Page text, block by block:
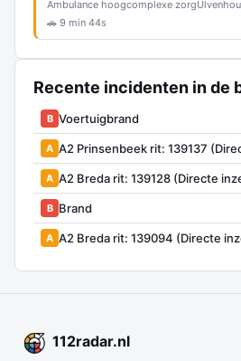
Ambulance hoogcomplexe zorg
🚗 9 min 44s
Recente incidenten in de
B Voertuigbrand
A A2 Prinsenbeek rit: 139137
A A2 Breda rit: 139128 (Directe
B Brand
A A2 Breda rit: 139094 (Directe
112radar.nl